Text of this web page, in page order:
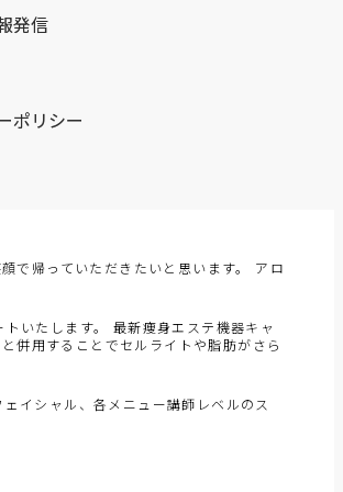
発信
ポリシー
で帰っていただきたいと思います。 アロ
いたします。 最新痩身エステ機器キャ
併用することでセルライトや脂肪がさら
イシャル、各メニュー講師レベルのス